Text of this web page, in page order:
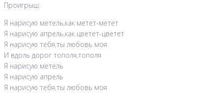
Проигрыш:
Я нарисую метель,как метет-метет
Я нарисую апрель,как цветет-цветет
Я нарисую тебя,ты любовь моя
И вдоль дорог тополя,тополя
Я нарисую метель
Я нарисую апрель
Я нарисую тебя,ты любовь моя